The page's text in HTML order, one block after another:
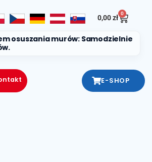
0,00zł
0
osuszania murów: Samodzielnie
E-SHOP